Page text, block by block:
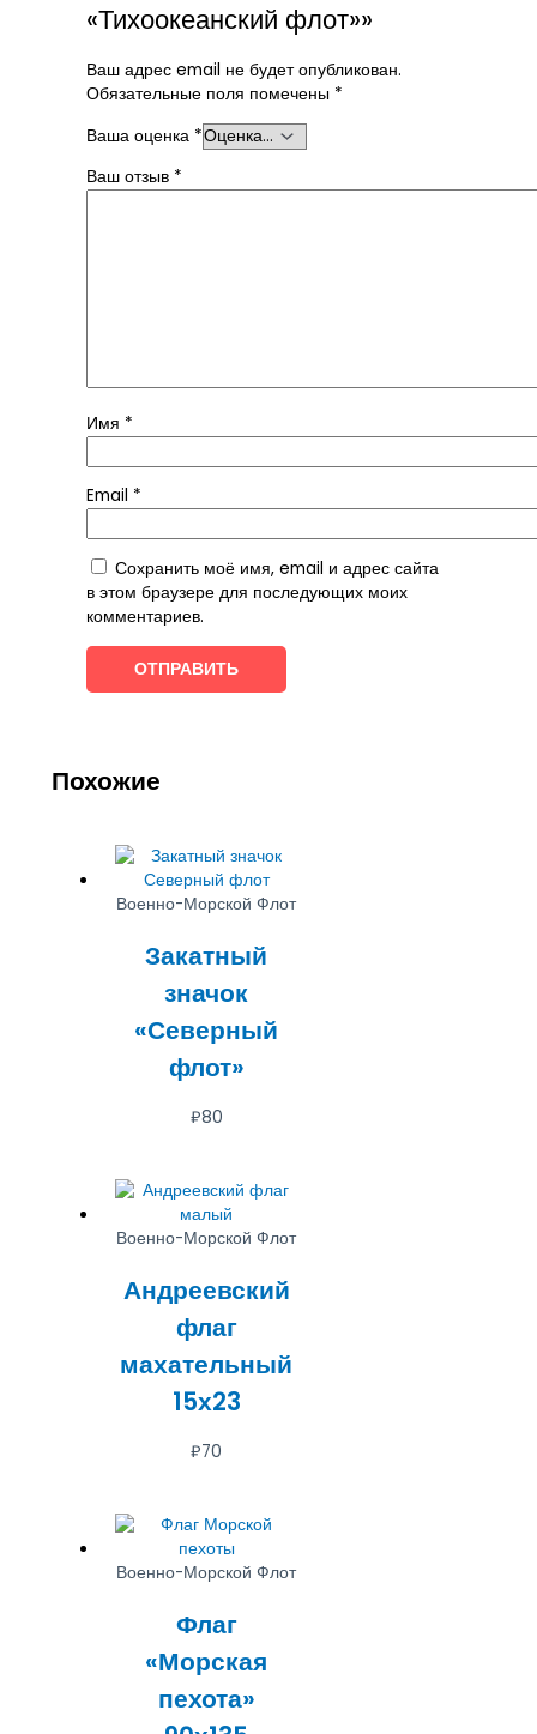
«Тихоокеанский флот»»
Ваш адрес email не будет опубликован.
Обязательные поля помечены *
Ваша оценка *
Ваш отзыв *
Имя *
Email *
Сохранить моё имя, email и адрес сайта
в этом браузере для последующих моих
комментариев.
Похожие
Военно-Морской Флот
Закатный
значок
«Северный
флот»
₽80
Военно-Морской Флот
Андреевский
флаг
махательный
15х23
₽70
Военно-Морской Флот
Флаг
«Морская
пехота»